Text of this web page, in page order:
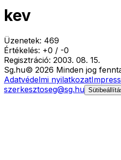
kev
Üzenetek: 469
Értékelés: +0 / -0
Regisztráció: 2003. 08. 15.
Sg.hu© 2026 Minden jog
Adatvédelmi nyilatkozat
szerkesztoseg@sg.hu